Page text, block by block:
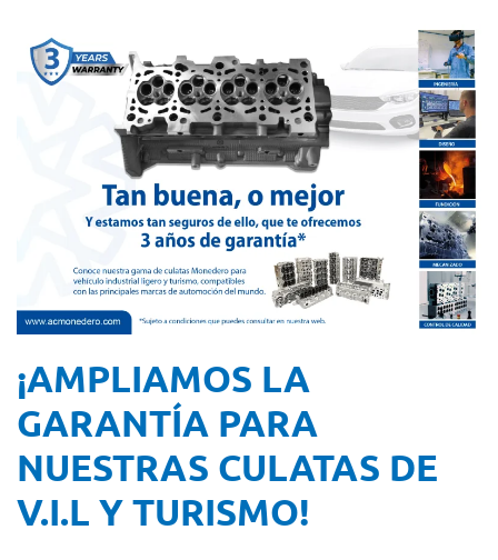
¡AMPLIAMOS LA
GARANTÍA PARA
NUESTRAS CULATAS DE
V.I.L Y TURISMO!